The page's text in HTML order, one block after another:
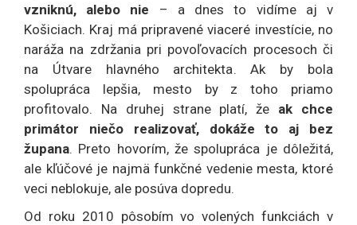
vzniknú, alebo nie – a dnes to vidíme aj v
Košiciach. Kraj má pripravené viaceré investície, no
naráža na zdržania pri povoľovacích procesoch či
na Útvare hlavného architekta. Ak by bola
spolupráca lepšia, mesto by z toho priamo
profitovalo. Na druhej strane platí, že ak chce
primátor niečo realizovať, dokáže to aj bez
župana. Preto hovorím, že spolupráca je dôležitá,
ale kľúčové je najmä funkčné vedenie mesta, ktoré
veci neblokuje, ale posúva dopredu.
Od roku 2010 pôsobím vo volených funkciách v